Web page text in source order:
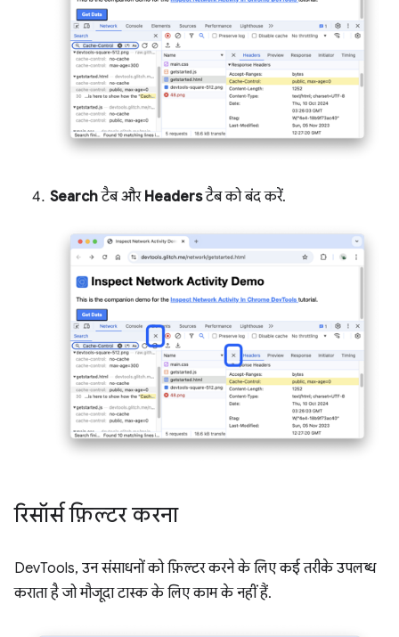
Searchटैब और Headersटैब को बंद करें.
रिसॉर्स फ़िल्टर करना
DevTools, उन संसाधनों को फ़िल्टर करने के लिए कई तरीके उपलब्ध
कराता है जो मौजूदा टास्क के लिए काम के नहीं हैं.